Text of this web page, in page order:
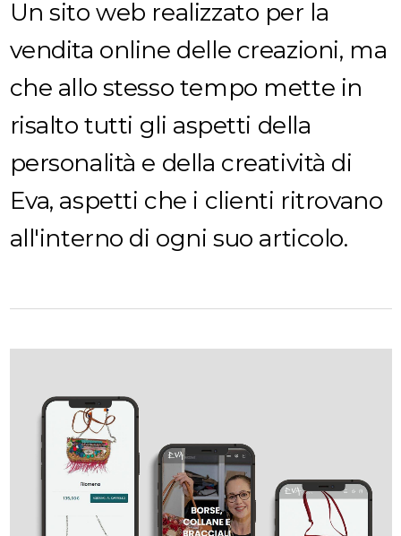
Un sito web realizzato per la
vendita online delle creazioni, ma
che allo stesso tempo mette in
risalto tutti gli aspetti della
personalità e della creatività di
Eva, aspetti che i clienti ritrovano
all'interno di ogni suo articolo.